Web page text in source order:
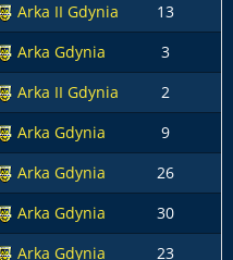
Arka II Gdynia
13
Arka Gdynia 3
Arka II Gdynia
2
Arka Gdynia 9
Arka Gdynia 26
Arka Gdynia 30
Arka Gdynia 23